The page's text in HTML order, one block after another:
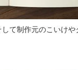
て制作元のこいけ